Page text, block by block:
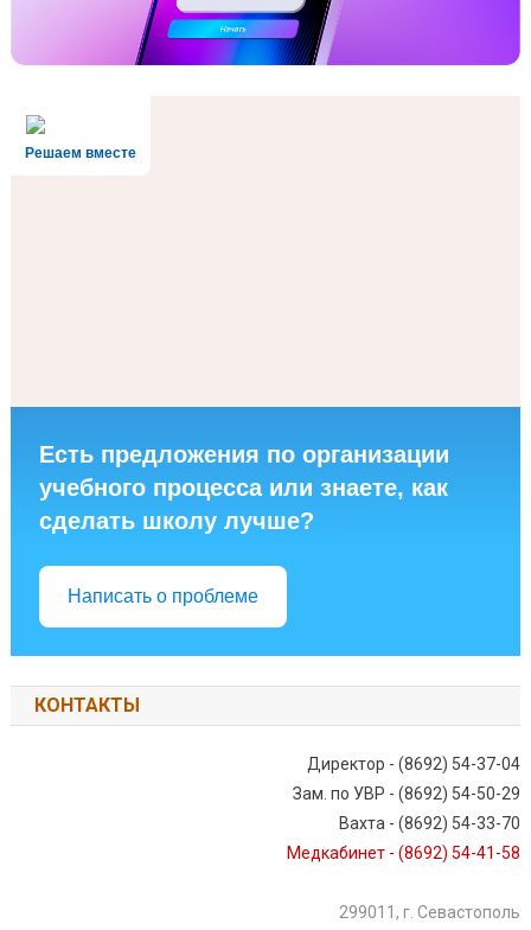
Решаем вместе
Есть предложения по организации
учебного процесса или знаете, как
сделать школу лучше?
Написать о проблеме
КОНТАКТЫ
Директор - (8692) 54-37-04
Зам. по УВР - (8692) 54-50-29
Вахта - (8692) 54-33-70
Медкабинет - (8692) 54-41-58
299011, г. Севастополь